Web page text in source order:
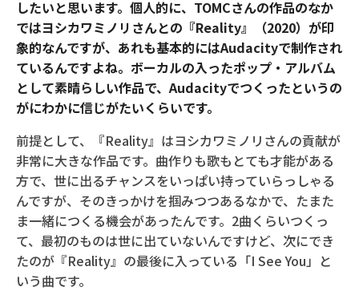
したいと思います。個人的に、TOMCさんの作品のなか
ではヨシカワミノリさんとの『Reality』（2020）が印
象的なんですが、あれも基本的にはAudacityで制作され
ているんですよね。ボーカルの入ったポップ・アルバム
として素晴らしい作品で、Audacityでつくったというの
がにわかに信じがたいくらいです。
前提として、『Reality』はヨシカワミノリさんの貢献が
非常に大きな作品です。曲作りも歌もとても才能がある
方で、世に出るチャンスをいっぱい持っていらっしゃる
んですが、そのきっかけを掴みつつあるなかで、たまた
ま一緒につくる機会があったんです。2曲くらいつくっ
て、最初のものは世に出ていないんですけど、次にでき
たのが『Reality』の最後に入っている「I See You」と
いう曲です。